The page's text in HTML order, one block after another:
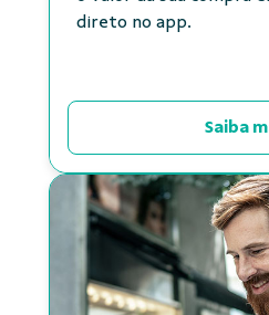
direto no app.
Saiba